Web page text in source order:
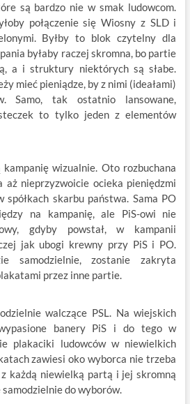
są bardzo nie w smak ludowcom.
połączenie się Wiosny z SLD i
Byłby to blok czytelny dla
byłaby raczej skromna, bo partie
a i struktury niektórych są słabe.
mieć pieniądze, by z nimi (ideałami)
Samo, tak ostatnio lansowane,
to tylko jeden z elementów
wizualnie. Oto rozbuchana
aż nieprzyzwoicie ocieka pieniędzmi
spółkach skarbu państwa. Sama PO
na kampanię, ale PiS-owi nie
gdyby powstał, w kampanii
jak ubogi krewny przy PiS i PO.
samodzielnie, zostanie zakryta
przez inne partie.
walczące PSL. Na wiejskich
banery PiS i do tego w
plakaciki ludowców w niewielkich
zawiesi oko wyborca nie trzeba
każdą niewielką partą i jej skromną
do wyborów.